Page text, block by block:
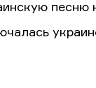
песню